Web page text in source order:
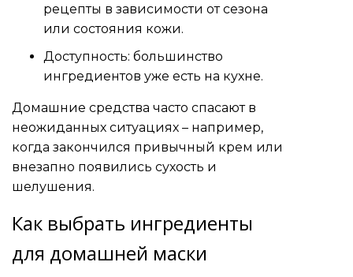
рецепты в зависимости от сезона
или состояния кожи.
Доступность: большинство
ингредиентов уже есть на кухне.
Домашние средства часто спасают в
неожиданных ситуациях – например,
когда закончился привычный крем или
внезапно появились сухость и
шелушения.
Как выбрать ингредиенты
для домашней маски